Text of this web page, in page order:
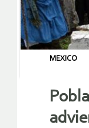
MEXICO